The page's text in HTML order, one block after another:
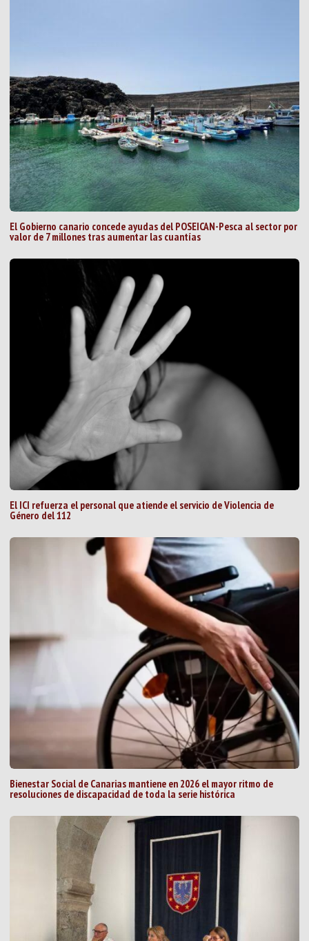
El Gobierno canario concede ayudas del POSEICAN-Pesca al sector por
valor de 7 millones tras aumentar las cuantías
El ICI refuerza el personal que atiende el servicio de Violencia de
Género del 112
Bienestar Social de Canarias mantiene en 2026 el mayor ritmo de
resoluciones de discapacidad de toda la serie histórica